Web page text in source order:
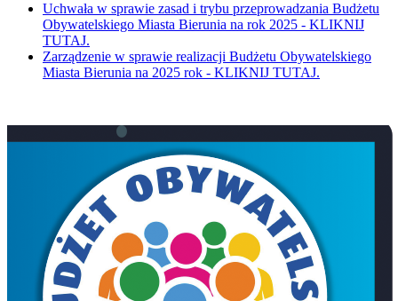
Uchwała w sprawie zasad i trybu przeprowadzania Budżetu
Obywatelskiego Miasta Bierunia na rok 2025 - KLIKNIJ
TUTAJ.
Zarządzenie w sprawie realizacji Budżetu Obywatelskiego
Miasta Bierunia na 2025 rok - KLIKNIJ TUTAJ.